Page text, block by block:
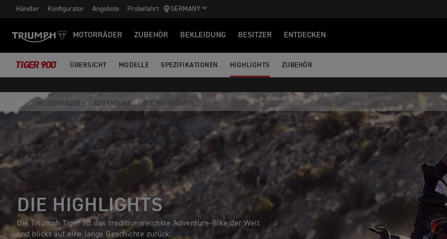
Händler Konfigurator Angebote Probefahrt GERMANY
MOTORRÄDER ZUBEHÖR BEKLEIDUNG BESITZER ENTDECKEN
TIGER 900 ÜBERSICHT MODELLE SPEZIFIKATIONEN HIGHLIGHTS ZUBEHÖR
MOTORRÄDER ADVENTURE DIE HIGHLIGHTS
DIE HIGHLIGHTS
Die Triumph Tiger ist das traditionsreichste Adventure-Bike der Welt
und blickt auf eine lange Geschichte zurück.